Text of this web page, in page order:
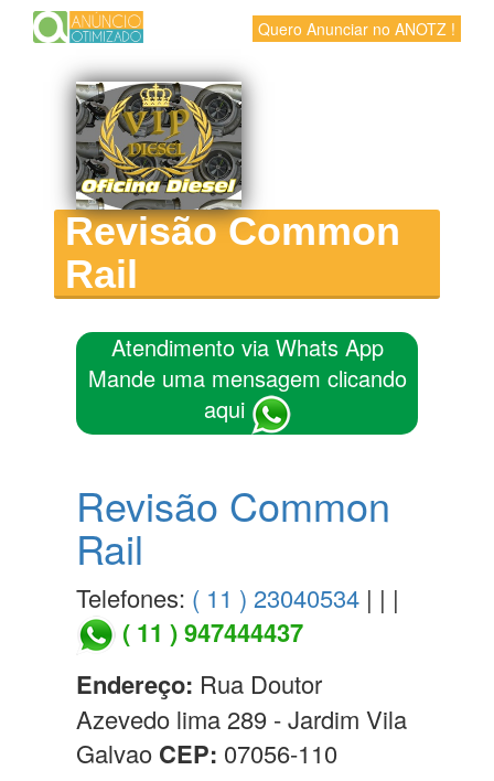
Quero Anunciar no ANOTZ !
Revisão Common
Rail
Atendimento via Whats App
Mande uma mensagem clicando
aqui
Revisão Common
Rail
Telefones: ( 11 ) 23040534 | | |
( 11 ) 947444437
Endereço: Rua Doutor
Azevedo lima 289 - Jardim Vila
Galvao CEP: 07056-110